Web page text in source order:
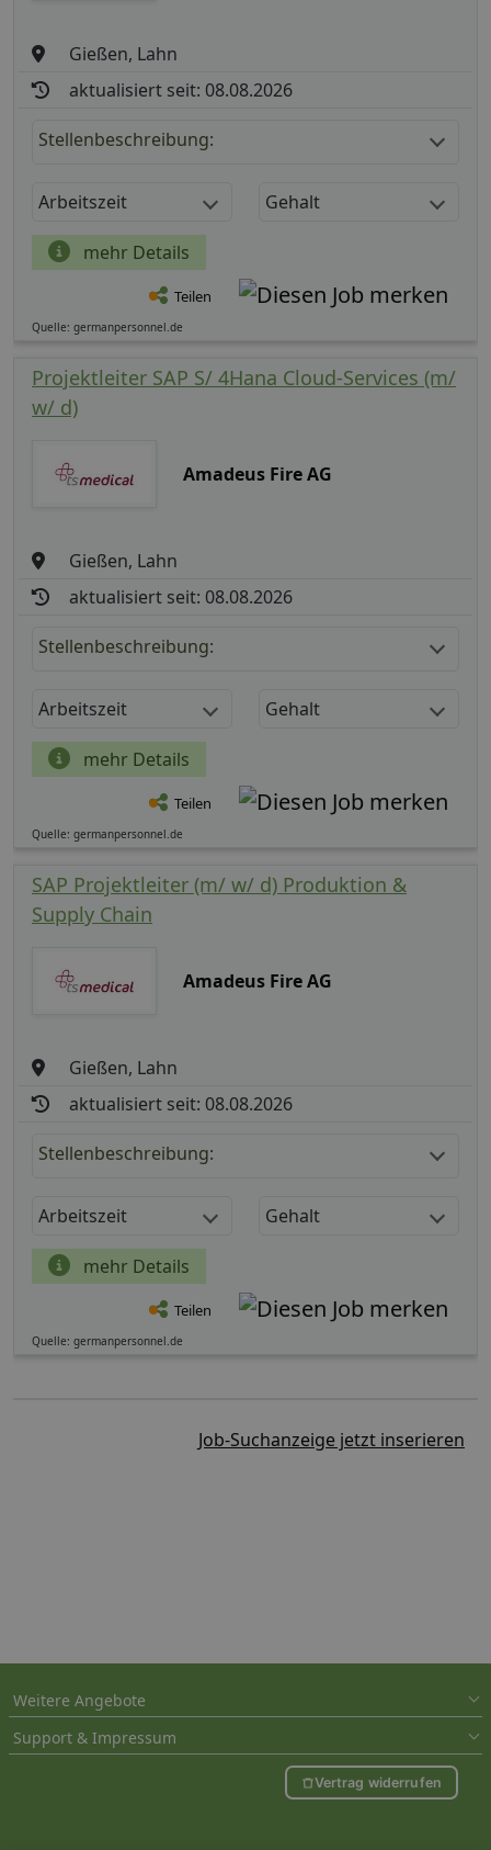
Gießen, Lahn
aktualisiert seit: 08.08.2026
Stellenbeschreibung:
Arbeitszeit Gehalt
mehr Details
Teilen
Quelle: germanpersonnel.de
Projektleiter SAP S/ 4Hana Cloud-Services (m/
w/ d)
Amadeus Fire AG
Gießen, Lahn
aktualisiert seit: 08.08.2026
Stellenbeschreibung:
Arbeitszeit Gehalt
mehr Details
Teilen
Quelle: germanpersonnel.de
SAP Projektleiter (m/ w/ d) Produktion &
Supply Chain
Amadeus Fire AG
Gießen, Lahn
aktualisiert seit: 08.08.2026
Stellenbeschreibung:
Arbeitszeit Gehalt
mehr Details
Teilen
Quelle: germanpersonnel.de
Job-Suchanzeige jetzt inserieren
Weitere Angebote
Support & Impressum
Vertrag widerrufen